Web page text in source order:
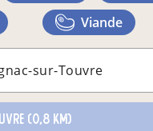
viande
(0,8 km)